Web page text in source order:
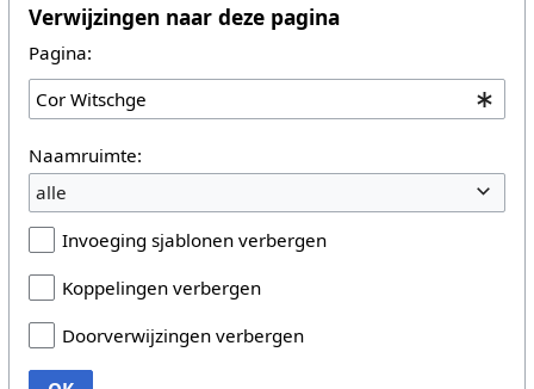
Verwijzingen naar deze pagina
Pagina:
Naamruimte:
alle
Invoeging sjablonen verbergen
Koppelingen verbergen
Doorverwijzingen verbergen